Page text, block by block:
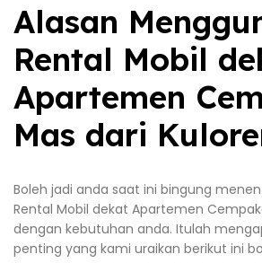
Alasan
Rental Mobil
Apartemen
Mas dari
Boleh jadi anda saat ini bingung
Rental Mobil dekat Apartemen
dengan kebutuhan anda. Itulah
penting yang kami uraikan berikut ini